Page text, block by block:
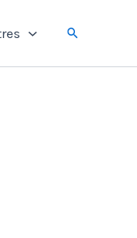
Rechercher